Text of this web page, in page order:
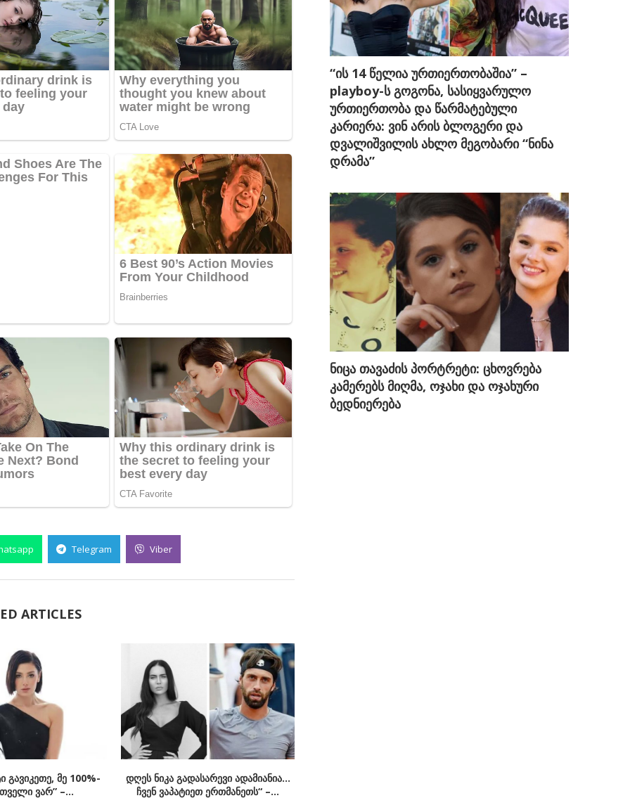
Telegram Viber
ARTICLES
გავიკეთე, მე 100%-
ვარ” –...
დღეს ნიკა გადასარევი ადამიანია…
ჩვენ ვაპატიეთ ერთმანეთს“ –...
“ის 14 წელია ურთიერთობაშია” –
playboy-ს გოგონა, სასიყვარულო
ურთიერთობა და წარმატებული
კარიერა: ვინ არის ბლოგერი და
დვალიშვილის ახლო მეგობარი “ნინა
დრამა”
ნიცა თავაძის პორტრეტი: ცხოვრება
კამერებს მიღმა, ოჯახი და ოჯახური
ბედნიერება